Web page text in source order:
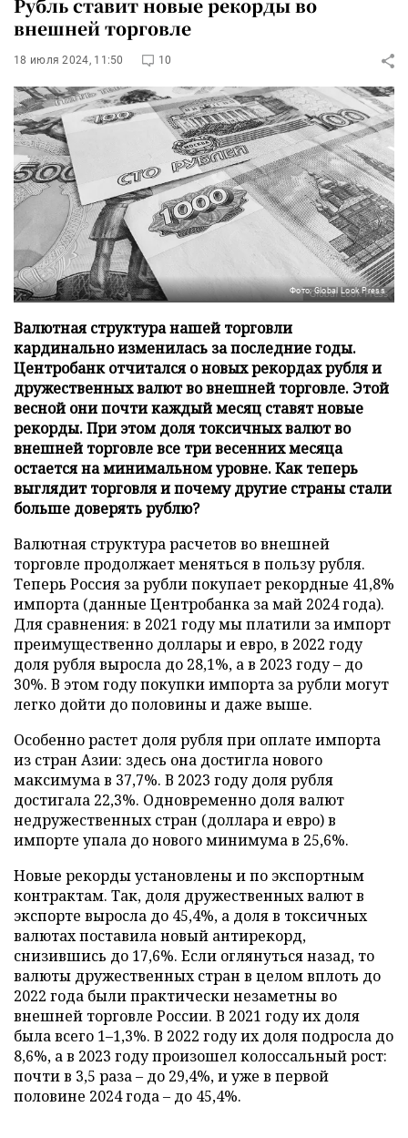
Рубль ставит новые рекорды во
внешней торговле
18 июля 2024, 11:50 10
Фото: Global Look Press
Валютная структура нашей торговли
кардинально изменилась за последние годы.
Центробанк отчитался о новых рекордах рубля и
дружественных валют во внешней торговле. Этой
весной они почти каждый месяц ставят новые
рекорды. При этом доля токсичных валют во
внешней торговле все три весенних месяца
остается на минимальном уровне. Как теперь
выглядит торговля и почему другие страны стали
больше доверять рублю?
Валютная структура расчетов во внешней
торговле продолжает меняться в пользу рубля.
Теперь Россия за рубли покупает рекордные 41,8%
импорта (данные Центробанка за май 2024 года).
Для сравнения: в 2021 году мы платили за импорт
преимущественно доллары и евро, в 2022 году
доля рубля выросла до 28,1%, а в 2023 году – до
30%. В этом году покупки импорта за рубли могут
легко дойти до половины и даже выше.
Особенно растет доля рубля при оплате импорта
из стран Азии: здесь она достигла нового
максимума в 37,7%. В 2023 году доля рубля
достигала 22,3%. Одновременно доля валют
недружественных стран (доллара и евро) в
импорте упала до нового минимума в 25,6%.
Новые рекорды установлены и по экспортным
контрактам. Так, доля дружественных валют в
экспорте выросла до 45,4%, а доля в токсичных
валютах поставила новый антирекорд,
снизившись до 17,6%. Если оглянуться назад, то
валюты дружественных стран в целом вплоть до
2022 года были практически незаметны во
внешней торговле России. В 2021 году их доля
была всего 1–1,3%. В 2022 году их доля подросла до
8,6%, а в 2023 году произошел колоссальный рост:
почти в 3,5 раза – до 29,4%, и уже в первой
половине 2024 года – до 45,4%.